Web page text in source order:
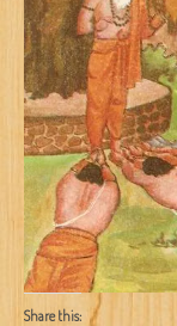
Share this: